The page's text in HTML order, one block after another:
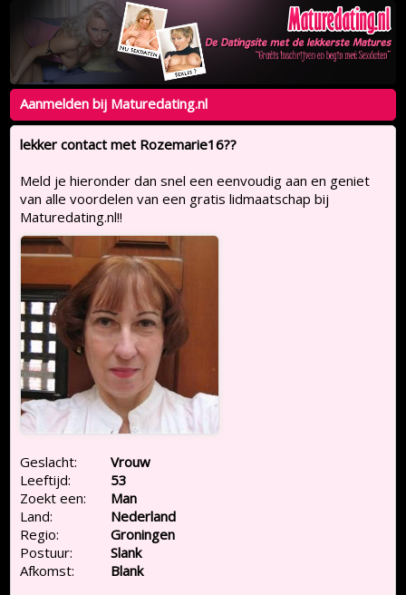
Aanmelden bij Maturedating.nl
lekker contact met Rozemarie16??
Meld je hieronder dan snel een eenvoudig aan en geniet
van alle voordelen van een gratis lidmaatschap bij
Maturedating.nl!!
Geslacht:
Vrouw
Leeftijd:
53
Zoekt een:
Man
Land:
Nederland
Regio:
Groningen
Postuur:
Slank
Afkomst:
Blank